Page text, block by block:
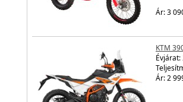
Ár: 3
KTM
Évjárat:
Ár: 2